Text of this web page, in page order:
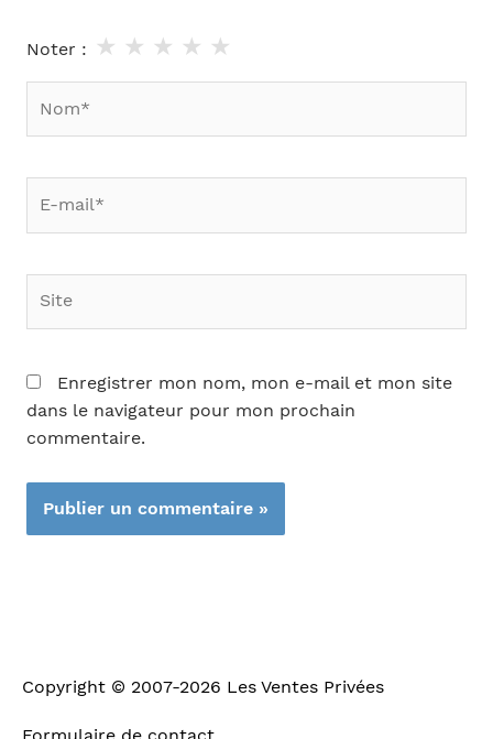
Noter : ★
★
★
★
★
Enregistrer mon nom, mon e-mail et mon site
dans le navigateur pour mon prochain
commentaire.
Copyright © 2007-2026 Les Ventes Privées